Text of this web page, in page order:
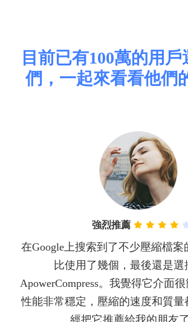
目前已有100萬的用
們，一起來看看他們
強烈推薦
在Google上搜索到了不少壓縮檔
比使用了幾個，最後還是選
ApowerCompress。我覺得它介面
性能非常穩定，壓縮的速度和質量
經把它推薦給我的朋友了